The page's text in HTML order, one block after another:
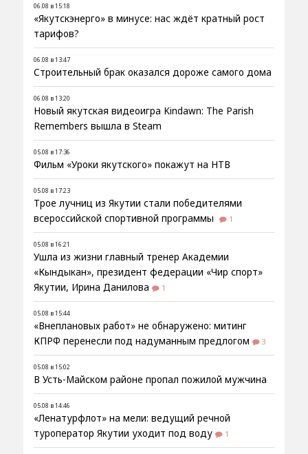
06.08 в 15:18
«Якутскэнерго» в минусе: нас ждёт кратный рост
тарифов?
06.08 в 13:47
Строительный брак оказался дороже самого дома
06.08 в 13:20
Новый якутская видеоигра Kindawn: The Parish
Remembers вышла в Steam
05.08 в 17:36
Фильм «Уроки якутского» покажут на НТВ
05.08 в 17:23
Трое лучниц из Якутии стали победителями
всероссийской спортивной программы
1
05.08 в 16:21
Ушла из жизни главный тренер Академии
«Кындыкан», президент федерации «Чир спорт»
Якутии, Ирина Данилова
1
05.08 в 15:44
«Внеплановых работ» не обнаружено: митинг
КПРФ перенесли под надуманным предлогом
3
05.08 в 15:02
В Усть-Майском районе пропал пожилой мужчина
05.08 в 14:46
«Ленатурфлот» на мели: ведущий речной
туроператор Якутии уходит под воду
1